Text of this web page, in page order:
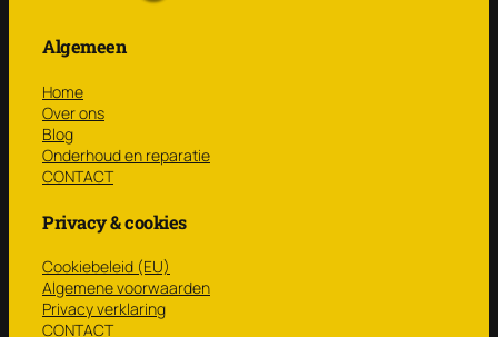
Algemeen
Home
Over ons
Blog
Onderhoud en reparatie
CONTACT
Privacy & cookies
Cookiebeleid (EU)
Algemene voorwaarden
Privacy verklaring
CONTACT